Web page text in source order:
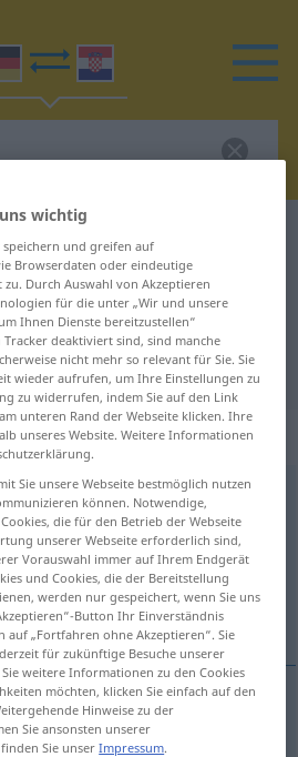
Übersetzung für
Übersetzung
: Maskulinum
>
anklicken/antippen)
wichtig
und greifen auf
Browserdaten oder eindeutige
Durch Auswahl von Akzeptieren
für die unter „Wir und unsere
Ihnen Dienste bereitzustellen“
deaktiviert sind, sind manche
nicht mehr so relevant für Sie. Sie
wieder aufrufen, um Ihre Einstellungen zu
zu widerrufen, indem Sie auf den Link
unteren Rand der Webseite klicken. Ihre
unseres Website. Weitere Informationen
Sie unsere Webseite bestmöglich nutzen
können. Notwendige,
die für den Betrieb der Webseite
unserer Webseite erforderlich sind,
Vorauswahl immer auf Ihrem Endgerät
und Cookies, die der Bereitstellung
werden nur gespeichert, wenn Sie uns
Button Ihr Einverständnis
auf „Fortfahren ohne Akzeptieren“. Sie
für zukünftige Besuche unserer
weitere Informationen zu den Cookies
möchten, klicken Sie einfach auf den
Hinweise zu der
Sie ansonsten unserer
finden Sie unserImpressum.